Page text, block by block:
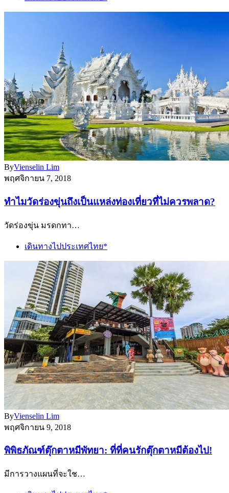
ByVienselin Lim
พฤศจิกายน 7, 2018
ทำไมวัดร่องขุ่นถึงเป็นแหล่งท่องเที่ยวที่ไม่ควรพลาด?
วัดร่องขุ่น มรดกทา…
เดินทางไปประเทศไทย*
ByVienselin Lim
พฤศจิกายน 9, 2018
พิพิธภัณฑ์ตุ๊กตาหมีพัทยา: ที่ที่คนรักตุ๊กตาหมีต้องไป!
มีการวางแผนที่จะใช…